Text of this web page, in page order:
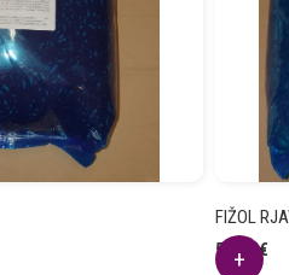
FIŽOL
55.65€